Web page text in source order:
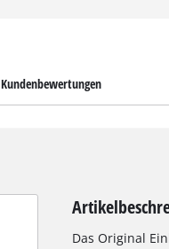
Kundenbewertungen
Das Original